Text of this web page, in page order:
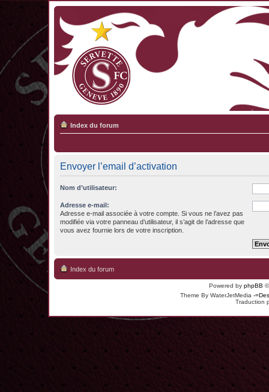
Index du forum
Envoyer l’email d’activation
Nom d’utilisateur:
Adresse e-mail:
Adresse e-mail associée à votre compte. Si vous ne l’avez pas
modifiée via votre panneau d’utilisateur, il s’agit de l’adresse que
vous avez fournie lors de votre inscription.
Index du forum
Powered by phpBB
Theme By WaterJetMedia -
Traduction